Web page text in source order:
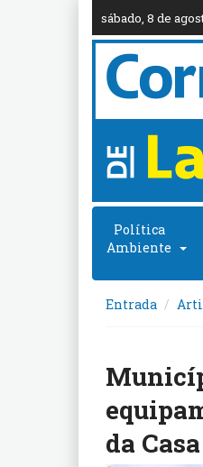
sábado, 8 de
Política
Ambiente
Entrada
da